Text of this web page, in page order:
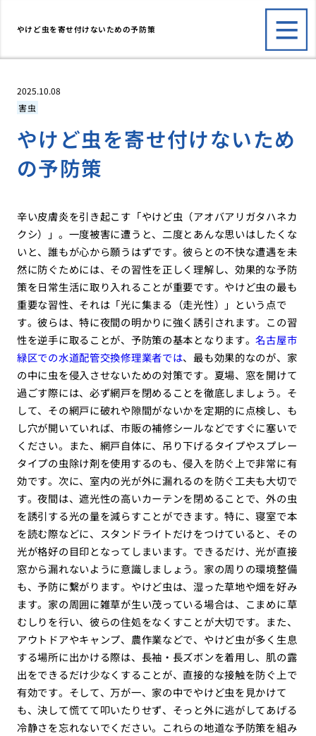
やけど虫を寄せ付けないための予防策
2025.10.08
害虫
やけど虫を寄せ付けないため
の予防策
辛い皮膚炎を引き起こす「やけど虫（アオバアリガタハネカ
クシ）」。一度被害に遭うと、二度とあんな思いはしたくな
いと、誰もが心から願うはずです。彼らとの不快な遭遇を未
然に防ぐためには、その習性を正しく理解し、効果的な予防
策を日常生活に取り入れることが重要です。やけど虫の最も
重要な習性、それは「光に集まる（走光性）」という点で
す。彼らは、特に夜間の明かりに強く誘引されます。この習
性を逆手に取ることが、予防策の基本となります。名古屋市
緑区での水道配管交換修理業者では、最も効果的なのが、家
の中に虫を侵入させないための対策です。夏場、窓を開けて
過ごす際には、必ず網戸を閉めることを徹底しましょう。そ
して、その網戸に破れや隙間がないかを定期的に点検し、も
し穴が開いていれば、市販の補修シールなどですぐに塞いで
ください。また、網戸自体に、吊り下げるタイプやスプレー
タイプの虫除け剤を使用するのも、侵入を防ぐ上で非常に有
効です。次に、室内の光が外に漏れるのを防ぐ工夫も大切で
す。夜間は、遮光性の高いカーテンを閉めることで、外の虫
を誘引する光の量を減らすことができます。特に、寝室で本
を読む際などに、スタンドライトだけをつけていると、その
光が格好の目印となってしまいます。できるだけ、光が直接
窓から漏れないように意識しましょう。家の周りの環境整備
も、予防に繋がります。やけど虫は、湿った草地や畑を好み
ます。家の周囲に雑草が生い茂っている場合は、こまめに草
むしりを行い、彼らの住処をなくすことが大切です。また、
アウトドアやキャンプ、農作業などで、やけど虫が多く生息
する場所に出かける際は、長袖・長ズボンを着用し、肌の露
出をできるだけ少なくすることが、直接的な接触を防ぐ上で
有効です。そして、万が一、家の中でやけど虫を見かけて
も、決して慌てて叩いたりせず、そっと外に逃がしてあげる
冷静さを忘れないでください。これらの地道な予防策を組み